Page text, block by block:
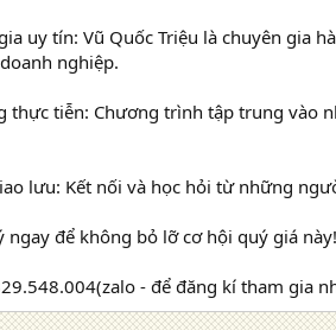
uy tín: Vũ Quốc Triệu là chuyên gia
nghiệp.
thực tiễn: Chương trình tập trung vào
lưu: Kết nối và học hỏi từ những
để không bỏ lỡ cơ hội quý giá này!
- để đăng kí tham gia